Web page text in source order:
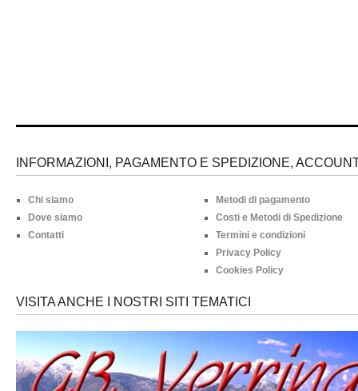
INFORMAZIONI, PAGAMENTO E SPEDIZIONE,
Chi siamo
Dove siamo
Contatti
Metodi di pagamento
Costi e Metodi di Spedizione
Termini e condizioni
Privacy Policy
Cookies Policy
VISITA ANCHE I NOSTRI SITI TEMATICI